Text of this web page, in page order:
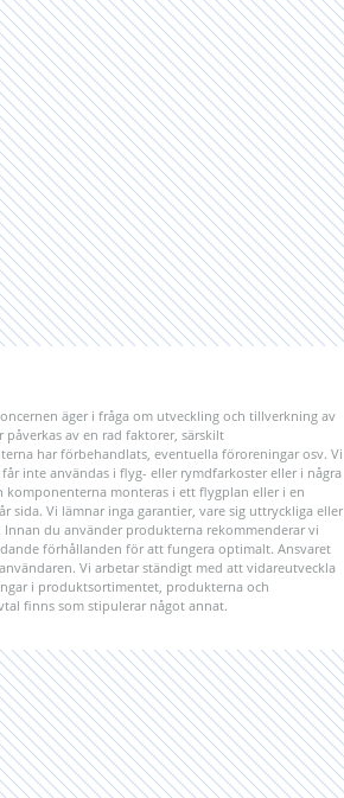
äger i fråga om utveckling och tillverkning av
av en rad faktorer, särskilt
har förbehandlats, eventuella föroreningar osv. Vi
inte användas i flyg- eller rymdfarkoster eller i några
komponenterna monteras i ett flygplan eller i en
Vi lämnar inga garantier, vare sig uttryckliga eller
du använder produkterna rekommenderar vi
förhållanden för att fungera optimalt. Ansvaret
Vi arbetar ständigt med att vidareutveckla
i produktsortimentet, produkterna och
finns som stipulerar något annat.